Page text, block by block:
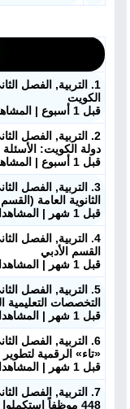
الكويت
قبل 1 أسبوع | المشاهدات: 1248
دولة الكويت: الأسئلة
قبل 1 أسبوع | المشاهدات: 248
الثانوية العامة
قبل 1 شهر | المشاهدات: 2143
القسم الأدبي
قبل 1 شهر | المشاهدات: 2053
التخصصات التعليمية
قبل 1 شهر | المشاهدات: 1027
«تاء» الرقمية
قبل 1 شهر | المشاهدات: 263
448 موظفاً استكملوا 34 عاماً في الوظيفة العامة